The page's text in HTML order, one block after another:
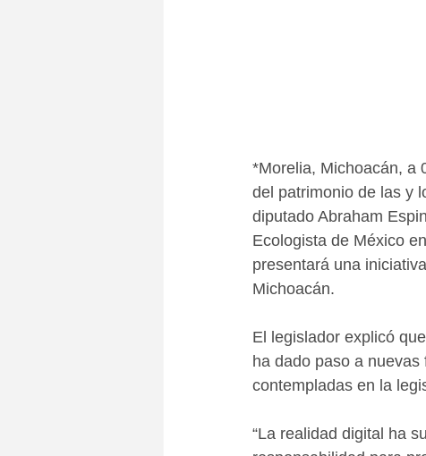
*Morelia, Michoacán, a
del patrimonio de las y
diputado Abraham
Ecologista de México
presentará una
Michoacán.
El legislador explicó
ha dado paso a
contempladas en la
“La realidad digital ha